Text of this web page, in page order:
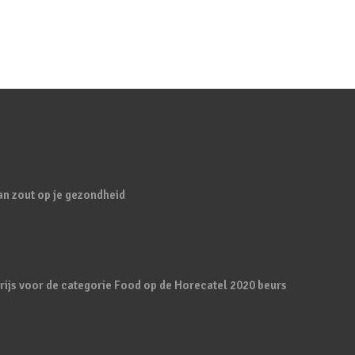
zout op je gezondheid
voor de categorie Food op de Horecatel 2020 beurs